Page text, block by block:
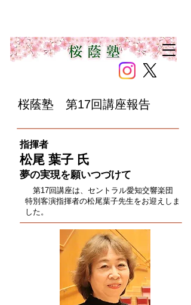
桜蔭塾 第17回講座報告
指揮者
松尾 葉子 氏
​夢の実現を願いつづけて
第17回講座は、セントラル愛知交響楽団
特別客演指揮者の松尾葉子先生をお迎えしま
した。